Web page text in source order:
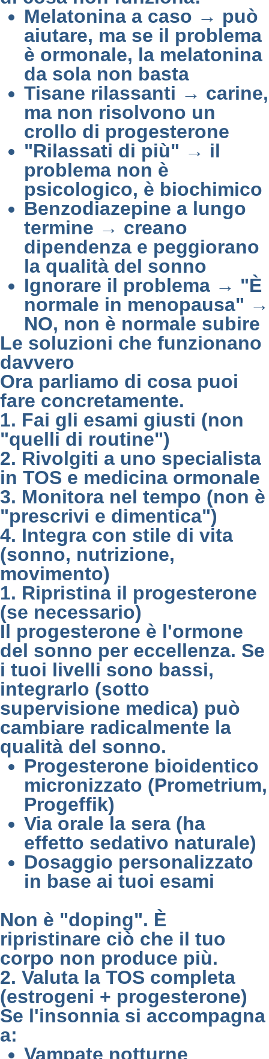
Melatonina a caso → può
aiutare, ma se il problema
è ormonale, la melatonina
da sola non basta
Tisane rilassanti → carine,
ma non risolvono un
crollo di progesterone
"Rilassati di più" → il
problema non è
psicologico, è biochimico
Benzodiazepine a lungo
termine → creano
dipendenza e peggiorano
la qualità del sonno
Ignorare il problema → "È
normale in menopausa" →
NO, non è normale subire
Le soluzioni che funzionano
davvero
Ora parliamo di cosa puoi
fare concretamente.
1. Fai gli esami giusti (non
"quelli di routine")
2. Rivolgiti a uno specialista
in TOS e medicina ormonale
3. Monitora nel tempo (non è
"prescrivi e dimentica")
4. Integra con stile di vita
(sonno, nutrizione,
movimento)
1. Ripristina il progesterone
(se necessario)
Il progesterone è l'ormone
del sonno per eccellenza. Se
i tuoi livelli sono bassi,
integrarlo (sotto
supervisione medica) può
cambiare radicalmente la
qualità del sonno.
Progesterone bioidentico
micronizzato (Prometrium,
Progeffik)
Via orale la sera (ha
effetto sedativo naturale)
Dosaggio personalizzato
in base ai tuoi esami
Non è "doping". È
ripristinare ciò che il tuo
corpo non produce più.
2. Valuta la TOS completa
(estrogeni + progesterone)
Se l'insonnia si accompagna
a:
Vampate notturne